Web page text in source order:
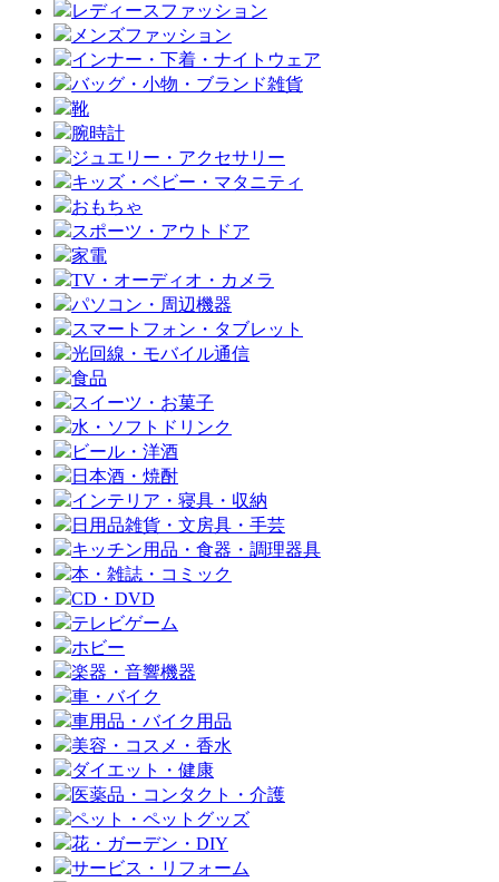
レディースファッション
メンズファッション
インナー・下着・ナイトウェア
バッグ・小物・ブランド雑貨
靴
腕時計
ジュエリー・アクセサリー
キッズ・ベビー・マタニティ
おもちゃ
スポーツ・アウトドア
家電
TV・オーディオ・カメラ
パソコン・周辺機器
スマートフォン・タブレット
光回線・モバイル通信
食品
スイーツ・お菓子
水・ソフトドリンク
ビール・洋酒
日本酒・焼酎
インテリア・寝具・収納
日用品雑貨・文房具・手芸
キッチン用品・食器・調理器具
本・雑誌・コミック
CD・DVD
テレビゲーム
ホビー
楽器・音響機器
車・バイク
車用品・バイク用品
美容・コスメ・香水
ダイエット・健康
医薬品・コンタクト・介護
ペット・ペットグッズ
花・ガーデン・DIY
サービス・リフォーム